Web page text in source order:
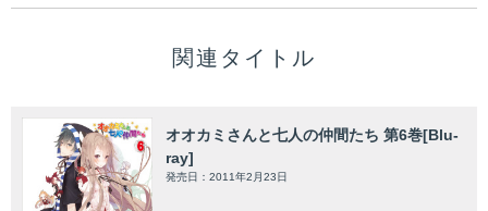
関連タイトル
オオカミさんと七人の仲間たち 第6巻[Blu-
ray]
発売日：2011年2月23日